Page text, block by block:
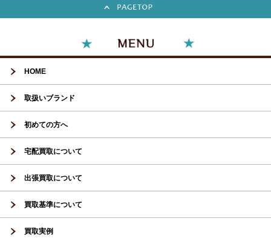
HOME
取扱いブランド
初めての方へ
宅配買取について
出張買取について
買取基準について
買取実例